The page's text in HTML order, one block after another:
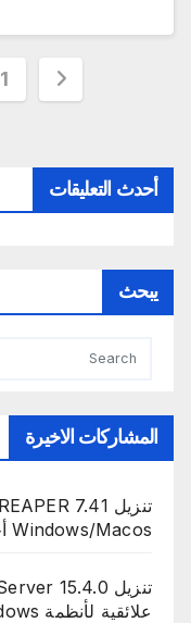
تعدد
المقالات
1
أحدث التعليقات
يبحث
المشاركات الاخيرة
Windows/Macos أحدث [2025]
علائقية لأنظمة Windows وmacOS وLinux